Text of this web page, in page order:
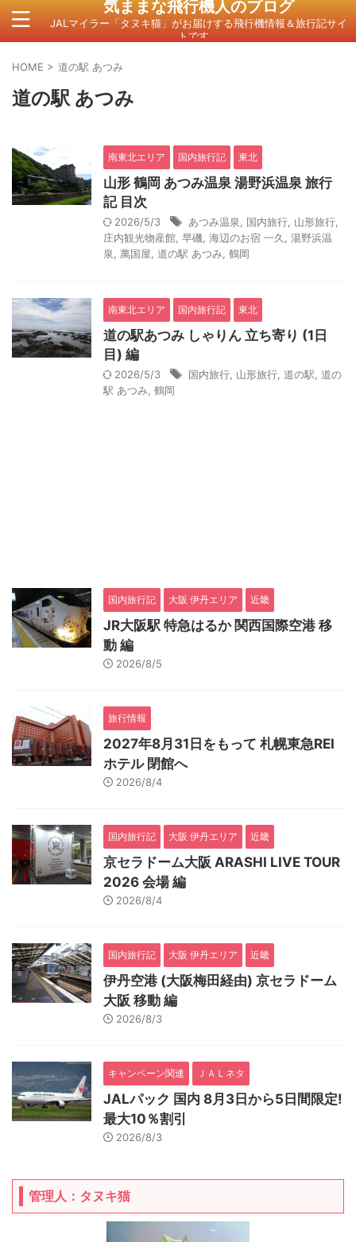
気ままな飛行機人のプログ
JALマイラー「タヌキ猫」がお届けする飛行機情報＆旅行記サイ
トです。
HOME > 道の駅 あつみ
道の駅 あつみ
南東北エリア 国内旅行記 東北
山形 鶴岡 あつみ温泉 湯野浜温泉 旅行
記 目次
2026/5/3 あつみ温泉 国内旅行 山形旅行
庄内観光物産館 早磯 海辺のお宿 一久
湯野浜温
泉
萬国屋 道の駅 あつみ 鶴岡
南東北エリア 国内旅行記 東北
道の駅あつみ しゃりん 立ち寄り (1日
目) 編
2026/5/3 国内旅行 山形旅行 道の駅 道の
駅 あつみ 鶴岡
国内旅行記 大阪 伊丹エリア 近畿
JR大阪駅 特急はるか 関西国際空港 移
動 編
2026/8/5
旅行情報
2027年8月31日をもって 札幌東急REI
ホテル 閉館へ
2026/8/4
国内旅行記 大阪 伊丹エリア 近畿
京セラドーム大阪 ARASHI LIVE TOUR
2026 会場 編
2026/8/4
国内旅行記 大阪 伊丹エリア 近畿
伊丹空港 (大阪梅田経由) 京セラドーム
大阪 移動 編
2026/8/3
キャンペーン関連 ＪＡＬネタ
JALパック 国内 8月3日から5日間限定!
最大10％割引
2026/8/3
管理人：タヌキ猫